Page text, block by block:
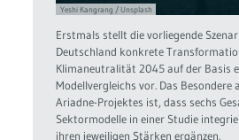
Yeshi Kangrang / Unsplash
Erstmals stellt die vorliegende
Deutschland konkrete
Klimaneutralität 2045 auf der Basis
Modellvergleichs vor. Das Besondere
Ariadne-Projektes ist, dass sechs
Sektormodelle in einer Studie
ihren jeweiligen Stärken ergänzen.